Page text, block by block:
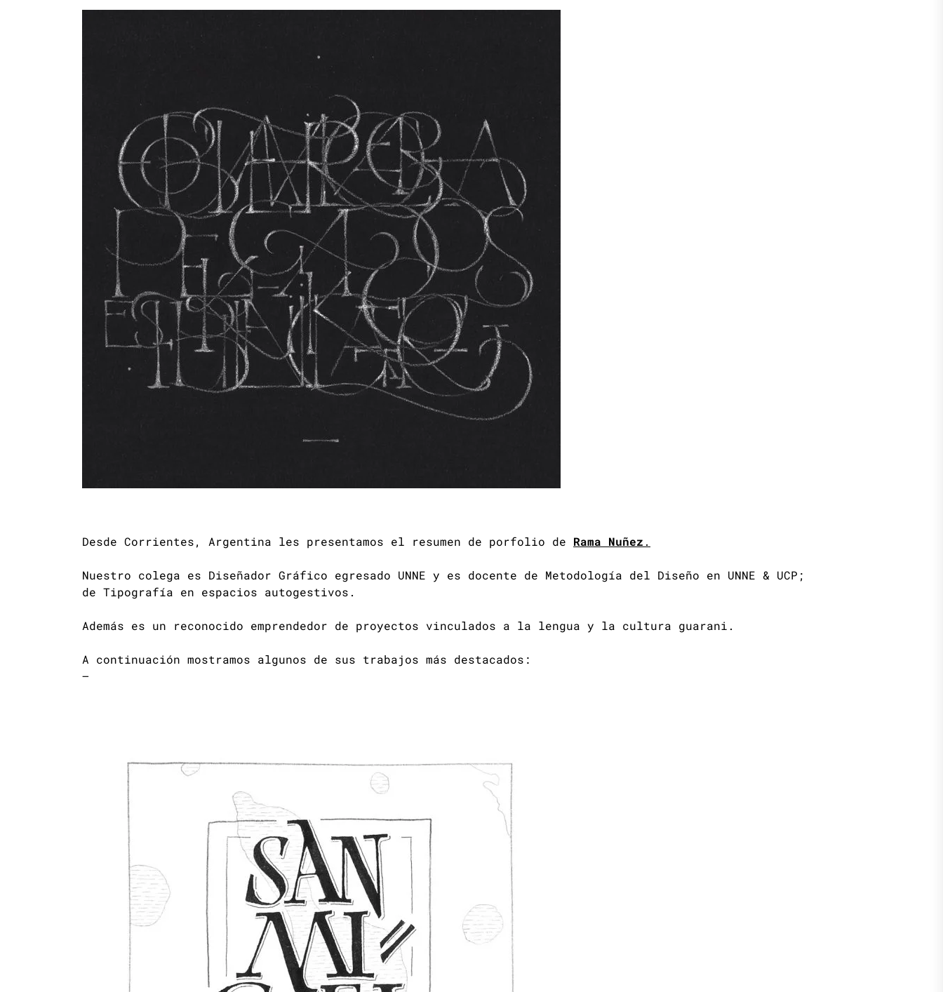
Desde Corrientes, Argentina les presentamos el resumen de porfolio de Rama Nuñez .
Nuestro colega es Diseñador Gráfico egresado UNNE y es docente de Metodología del Diseño en UNNE & UCP;
de Tipografía en espacios autogestivos.
Además es un reconocido emprendedor de proyectos vinculados a la lengua y la cultura guarani.
A continuación mostramos algunos de sus trabajos más destacados:
—